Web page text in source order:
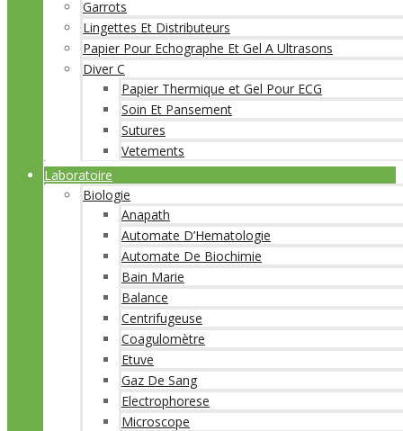
Garrots
Lingettes Et Distributeurs
Papier Pour Echographe Et Gel A Ultrasons
Diver C
Papier Thermique et Gel Pour ECG
Soin Et Pansement
Sutures
Vetements
Laboratoire
Biologie
Anapath
Automate D’Hematologie
Automate De Biochimie
Bain Marie
Balance
Centrifugeuse
Coagulomètre
Etuve
Gaz De Sang
Electrophorese
Microscope